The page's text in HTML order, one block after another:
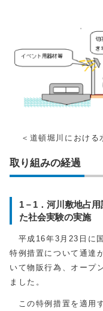
＜道頓堀川における
取り組みの経過
1－1．河川敷地占
た社会実験の実施
平成16年3月23日に
特例措置について通達
いて物販行為、オープ
ました。
この特例措置を適用